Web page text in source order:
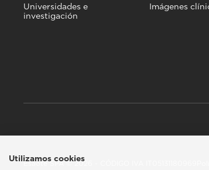
Universidades e
investigación
Imágenes
Esaote SPA © 2026 - CÓDIGO IVA IT05131180969
Utilizamos cookies